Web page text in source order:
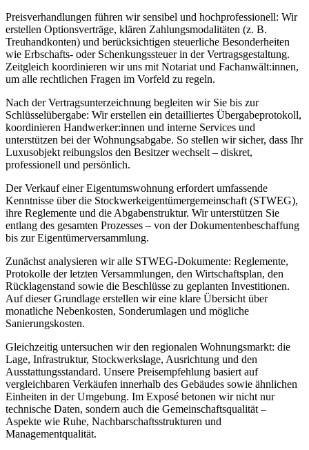
Preisverhandlungen führen wir sensibel und hochprofessionell: Wir
erstellen Optionsverträge, klären Zahlungsmodalitäten (z. B.
Treuhandkonten) und berücksichtigen steuerliche Besonderheiten
wie Erbschafts- oder Schenkungssteuer in der Vertragsgestaltung.
Zeitgleich koordinieren wir uns mit Notariat und Fachanwält:innen,
um alle rechtlichen Fragen im Vorfeld zu regeln.
Nach der Vertragsunterzeichnung begleiten wir Sie bis zur
Schlüsselübergabe: Wir erstellen ein detailliertes Übergabeprotokoll,
koordinieren Handwerker:innen und interne Services und
unterstützen bei der Wohnungsabgabe. So stellen wir sicher, dass Ihr
Luxusobjekt reibungslos den Besitzer wechselt – diskret,
professionell und persönlich.
Der Verkauf einer Eigentumswohnung erfordert umfassende
Kenntnisse über die Stockwerkeigentümergemeinschaft (STWEG),
ihre Reglemente und die Abgabenstruktur. Wir unterstützen Sie
entlang des gesamten Prozesses – von der Dokumentenbeschaffung
bis zur Eigentümerversammlung.
Zunächst analysieren wir alle STWEG-Dokumente: Reglemente,
Protokolle der letzten Versammlungen, den Wirtschaftsplan, den
Rücklagenstand sowie die Beschlüsse zu geplanten Investitionen.
Auf dieser Grundlage erstellen wir eine klare Übersicht über
monatliche Nebenkosten, Sonderumlagen und mögliche
Sanierungskosten.
Gleichzeitig untersuchen wir den regionalen Wohnungsmarkt: die
Lage, Infrastruktur, Stockwerkslage, Ausrichtung und den
Ausstattungsstandard. Unsere Preisempfehlung basiert auf
vergleichbaren Verkäufen innerhalb des Gebäudes sowie ähnlichen
Einheiten in der Umgebung. Im Exposé betonen wir nicht nur
technische Daten, sondern auch die Gemeinschaftsqualität –
Aspekte wie Ruhe, Nachbarschaftsstrukturen und
Managementqualität.